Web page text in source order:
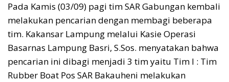
Pada Kamis (03/09) pagi tim SAR Gabungan kembali
melakukan pencarian dengan membagi beberapa
tim. Kakansar Lampung melalui Kasie Operasi
Basarnas Lampung Basri, S.Sos. menyatakan bahwa
pencarian ini dibagi menjadi 3 tim yaitu Tim I : Tim
Rubber Boat Pos SAR Bakauheni melakukan